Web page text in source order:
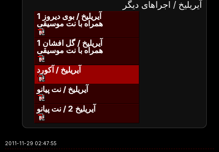
آیریلیخ / اجراهای دیگر
آیریلیخ / بوی دیروز 1
همراه با نت موسیقی
آیریلیخ / گل افشان 1
همراه با نت موسیقی
آیریلیخ / آکورد
آیریلیخ / نت پیانو
آیریلیخ 2 / نت پیانو
2011-11-29 02:47:55